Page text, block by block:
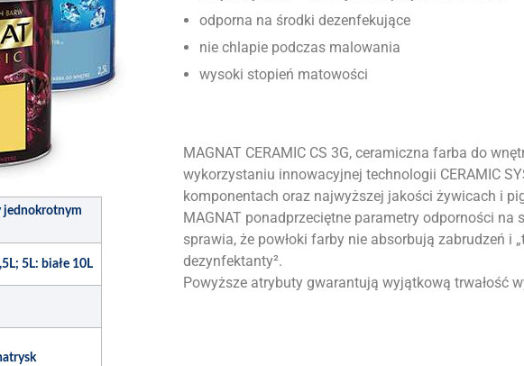
jednokrotnym
5L: białe 10L
odporna na środki dezenfekujące
nie chlapie podczas malowania
wysoki stopień matowości
MAGNAT CERAMIC CS 3G, ceramiczna farba do
wykorzystaniu innowacyjnej technologii CERAMIC
komponentach oraz najwyższej jakości żywicach i
MAGNAT ponadprzeciętne parametry odporności
sprawia, że powłoki farby nie absorbują zabrudzeń i
dezynfektanty².
Powyższe atrybuty gwarantują wyjątkową trwałość